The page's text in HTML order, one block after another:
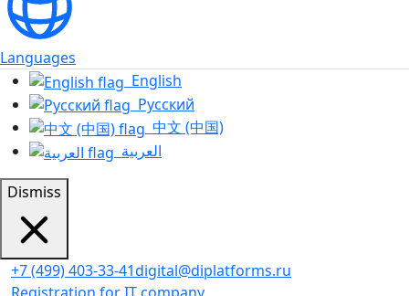
Languages
English
Русский
中文 (中国)
العربية
Dismiss
+7 (499) 403-33-41digital@diplatforms.ru